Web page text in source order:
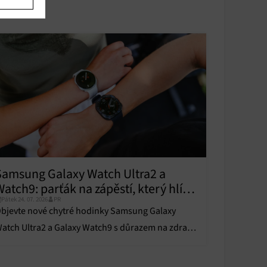
aktivní
aktivní
Galaxy Watch Ultra2 a
parťák na zápěstí, který hlídá
Pátek 24. 07. 2026 PR
nové chytré hodinky Samsung Galaxy
Ultra2 a Galaxy Watch9 s důrazem na zdraví,